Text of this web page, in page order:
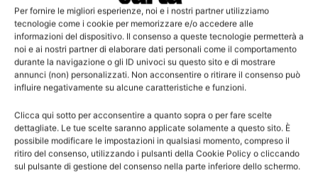
Per fornire le migliori esperienze, noi e i nostri partner utilizziamo
tecnologie come i cookie per memorizzare e/o accedere alle
informazioni del dispositivo. Il consenso a queste tecnologie permetterà a
noi e ai nostri partner di elaborare dati personali come il comportamento
durante la navigazione o gli ID univoci su questo sito e di mostrare
annunci (non) personalizzati. Non acconsentire o ritirare il consenso può
influire negativamente su alcune caratteristiche e funzioni.
Clicca qui sotto per acconsentire a quanto sopra o per fare scelte
dettagliate. Le tue scelte saranno applicate solamente a questo sito. È
possibile modificare le impostazioni in qualsiasi momento, compreso il
ritiro del consenso, utilizzando i pulsanti della Cookie Policy o cliccando
sul pulsante di gestione del consenso nella parte inferiore dello schermo.
Leggi la rivista